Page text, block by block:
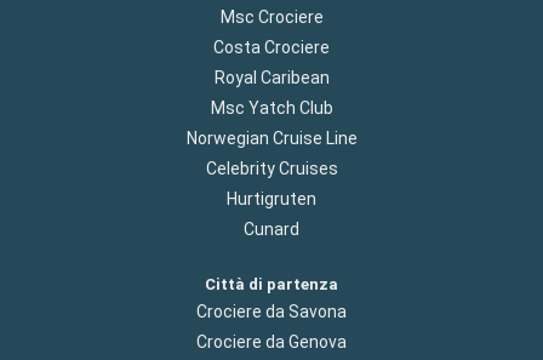
Msc Crociere
Costa Crociere
Royal Caribean
Msc Yatch Club
Norwegian Cruise Line
Celebrity Cruises
Hurtigruten
Cunard
Città di partenza
Crociere da Savona
Crociere da Genova